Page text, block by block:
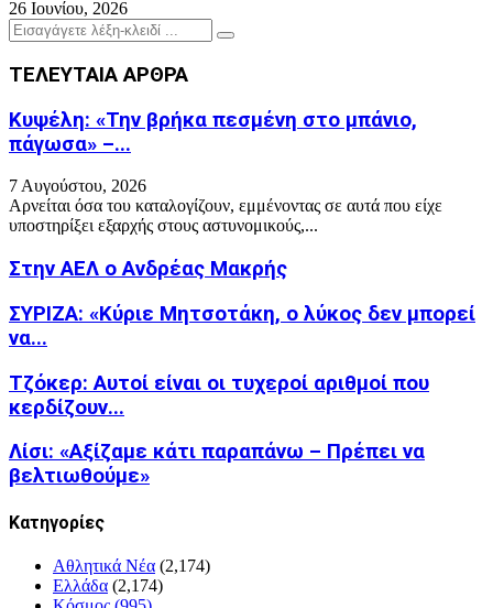
26 Ιουνίου, 2026
Search
for:
Search
ΤΕΛΕΥΤΑΙΑ ΑΡΘΡΑ
Κυψέλη: «Την βρήκα πεσμένη στο μπάνιο,
πάγωσα» –...
7 Αυγούστου, 2026
Αρνείται όσα του καταλογίζουν, εμμένοντας σε αυτά που είχε
υποστηρίξει εξαρχής στους αστυνομικούς,...
Στην ΑΕΛ ο Ανδρέας Μακρής
ΣΥΡΙΖΑ: «Κύριε Μητσοτάκη, ο λύκος δεν μπορεί
να...
Τζόκερ: Αυτοί είναι οι τυχεροί αριθμοί που
κερδίζουν...
Λίσι: «Αξίζαμε κάτι παραπάνω – Πρέπει να
βελτιωθούμε»
Kατηγορίες
Αθλητικά Νέα (2,174)
Ελλάδα (2,174)